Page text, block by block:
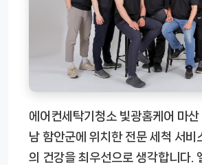
에어컨세탁기청소 빛광홈케어 마
남 함안군에 위치한 전문 세척 서비
의 건강을 최우선으로 생각합니다.